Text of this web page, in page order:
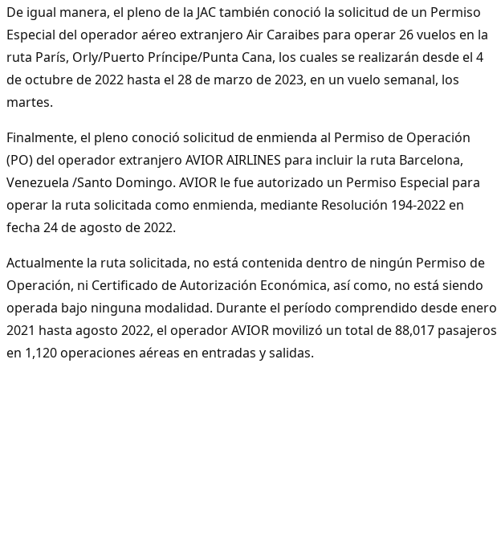
De igual manera, el pleno de la JAC también conoció la solicitud de un Permiso
Especial del operador aéreo extranjero Air Caraibes para operar 26 vuelos en la
ruta París, Orly/Puerto Príncipe/Punta Cana, los cuales se realizarán desde el 4
de octubre de 2022 hasta el 28 de marzo de 2023, en un vuelo semanal, los
martes.
Finalmente, el pleno conoció solicitud de enmienda al Permiso de Operación
(PO) del operador extranjero AVIOR AIRLINES para incluir la ruta Barcelona,
Venezuela /Santo Domingo. AVIOR le fue autorizado un Permiso Especial para
operar la ruta solicitada como enmienda, mediante Resolución 194-2022 en
fecha 24 de agosto de 2022.
Actualmente la ruta solicitada, no está contenida dentro de ningún Permiso de
Operación, ni Certificado de Autorización Económica, así como, no está siendo
operada bajo ninguna modalidad. Durante el período comprendido desde enero
2021 hasta agosto 2022, el operador AVIOR movilizó un total de 88,017 pasajeros
en 1,120 operaciones aéreas en entradas y salidas.